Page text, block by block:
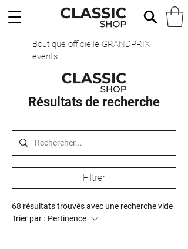
Boutique officielle GRANDPRIX
events
Résultats de recherche
Filtrer
68 résultats trouvés avec une recherche vide
Trier par : Pertinence